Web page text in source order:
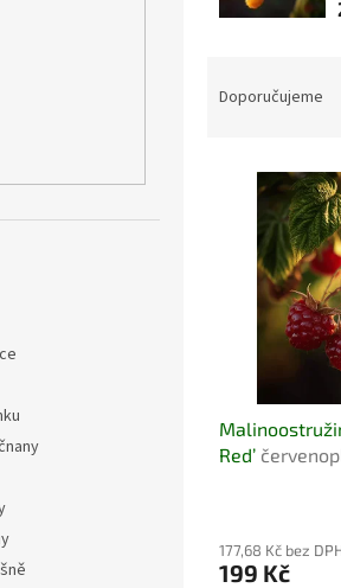
Doporučujeme
Red’
177,68 Kč bez
199 Kč